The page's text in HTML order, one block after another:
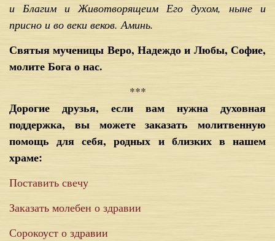
и Благим и Животворящеим Его духом, ныне и
присно и во веки веков. Аминь.
Святыя мученицы Веро, Надеждо и Любы, Софие,
молите Бога о нас.
***
Дорогие друзья, если вам нужна духовная
поддержка, вы можете заказать молитвенную
помощь для себя, родных и близких в нашем
храме:
Поставить свечу
Заказать молебен о здравии
Сорокоуст о здравии